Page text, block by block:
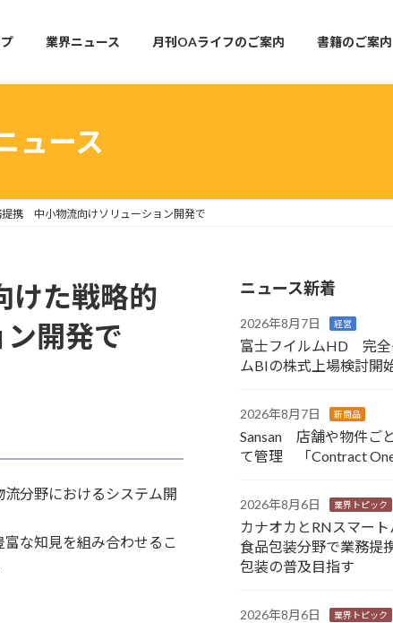
業界ニュース 月刊OAライフのご案内 書籍のご案内
ュース
携 中小物流向けソリューション開発で
た戦略的
開発で
分野におけるシステム開
な知見を組み合わせるこ
ニュース新着
2026年8月7日 経営
富士フイルムHD 完全
ムBIの株式上場検討開
2026年8月7日 新商品
Sansan 店舗や物件ご
て管理 「Contract
2026年8月6日 業界トピック
カナオカとRNスマー
食品包装分野で業務
包装の普及目指す
2026年8月6日 業界トピック